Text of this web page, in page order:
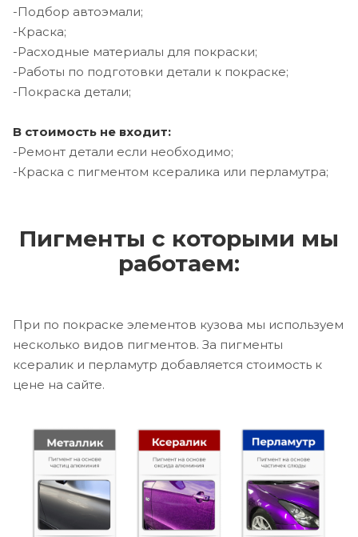
-Подбор автоэмали;
-Краска;
-Расходные материалы для покраски;
-Работы по подготовки детали к покраске;
-Покраска детали;
В стоимость не входит:
-Ремонт детали если необходимо;
-Краска с пигментом ксералика или перламутра;
Пигменты с которыми мы
работаем:
При по покраске элементов кузова мы используем
несколько видов пигментов. За пигменты
ксералик и перламутр добавляется стоимость к
цене на сайте.